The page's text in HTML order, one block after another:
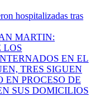
hospitalizadas tras
MARTIN:
LOS
EN EL
TRES SIGUEN
EN PROCESO DE
SUS DOMICILIOS